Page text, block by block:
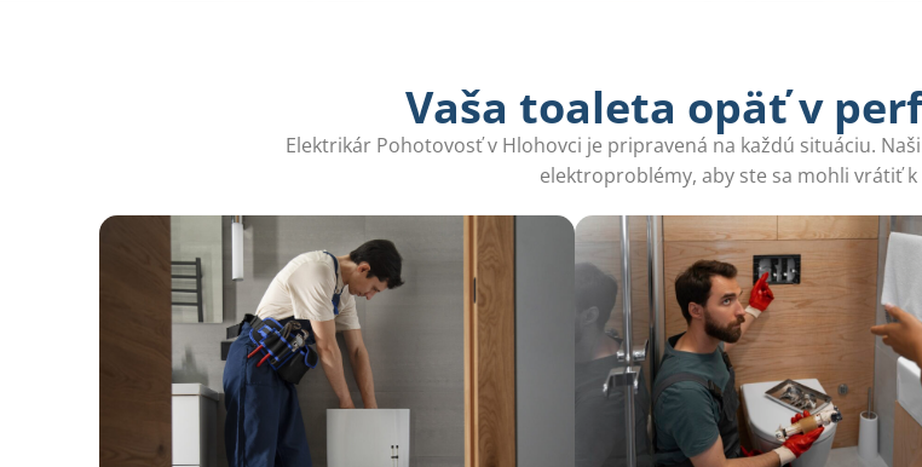
Vaša toaleta opäť v
Elektrikár Pohotovosť v Hlohovci je pripravená na každú situáciu.
elektroproblémy, aby ste sa mohli vrátiť